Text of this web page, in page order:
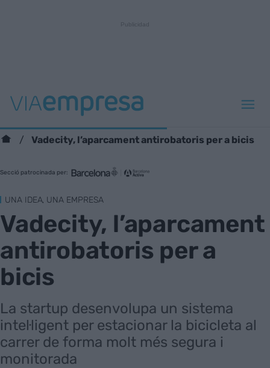
Vadecity, l’aparcament antirobatoris per a bicis
Secció patrocinada per:
UNA IDEA, UNA EMPRESA
Vadecity, l’aparcament
antirobatoris per a
bicis
La startup desenvolupa un sistema
intel·ligent per estacionar la bicicleta al
carrer de forma molt més segura i
monitorada